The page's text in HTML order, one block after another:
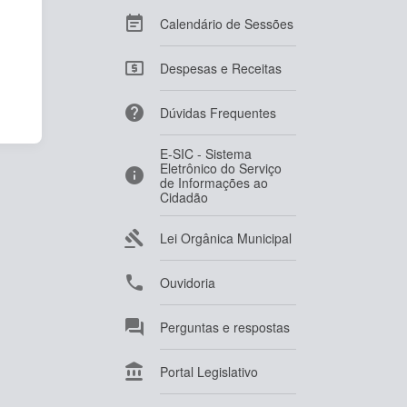
 Calendário de Sessões
 Despesas e Receitas
 Dúvidas Frequentes

E-SIC - Sistema
Eletrônico do Serviço
de Informações ao
Cidadão
 Lei Orgânica Municipal
 Ouvidoria
 Perguntas e respostas
 Portal Legislativo